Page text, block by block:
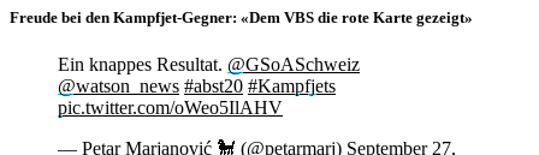
Freude bei den Kampfjet-Gegner: «Dem VBS die rote Karte gezeigt»
Ein knappes Resultat. @GSoASchweiz
@watson_news #abst20 #Kampfjets
pic.twitter.com/oWeo5IlAHV
— Petar Marjanović 🐩 (@petarmarj) September 27,